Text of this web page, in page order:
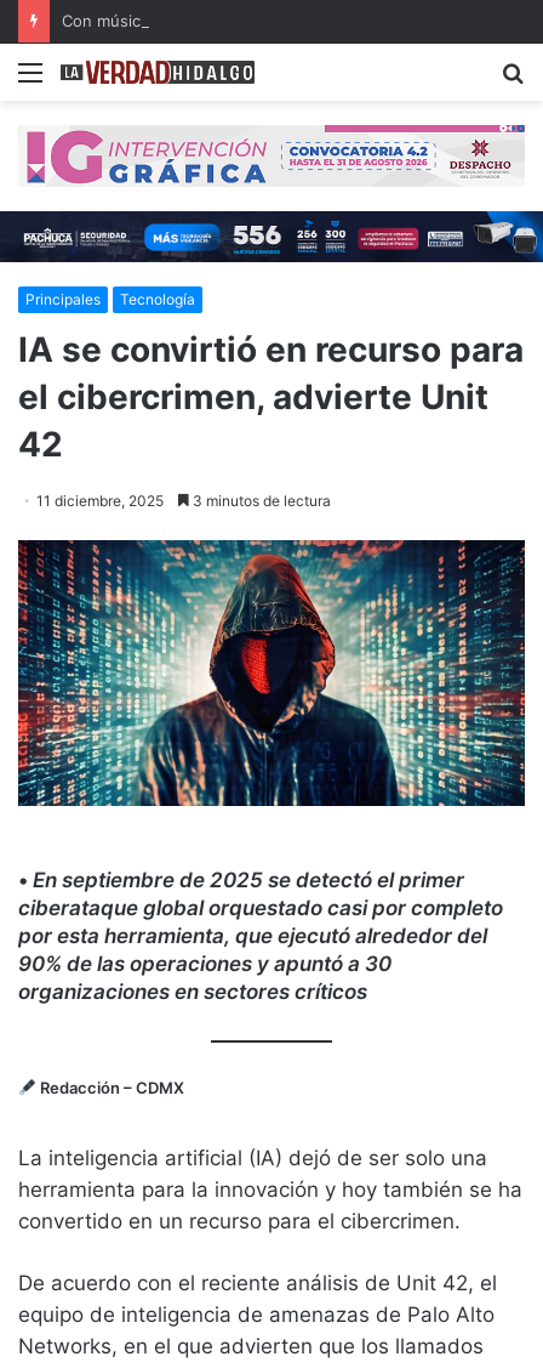
Menu
Principales Tecnología
IA se convirtió en recurso para
el cibercrimen, advierte Unit
42
11 diciembre, 2025 3 minutos de lectura
• En septiembre de 2025 se detectó el primer
ciberataque global orquestado casi por completo
por esta herramienta, que ejecutó alrededor del
90% de las operaciones y apuntó a 30
organizaciones en sectores críticos
Redacción – CDMX
La inteligencia artificial (IA) dejó de ser solo una
herramienta para la innovación y hoy también se ha
convertido en un recurso para el cibercrimen.
De acuerdo con el reciente análisis de Unit 42, el
equipo de inteligencia de amenazas de Palo Alto
Networks, en el que advierten que los llamados